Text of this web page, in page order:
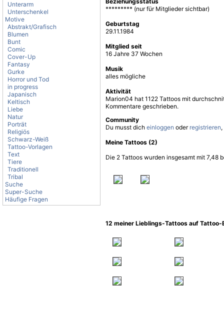
Unterarm
Unterschenkel
Motive
Abstrakt/Grafisch
Blumen
Bunt
Comic
Cover-Up
Fantasy
Gurke
Horror und Tod
in progress
Japanisch
Keltisch
Liebe
Natur
Porträt
Religiös
Schwarz-Weiß
Tattoo-Vorlagen
Text
Tiere
Traditionell
Tribal
Suche
Super-Suche
Häufige Fragen
********* (nur für Mitglieder sichtbar)
Geburtstag
29.11.1984
Mitglied seit
16 Jahre 37 Wochen
Musik
alles mögliche
Aktivität
Marion04 hat 1122 Tattoos mit
Kommentare geschrieben.
Community
Du musst dich einloggen oder registrieren
Meine Tattoos (2)
Die 2 Tattoos wurden insgesamt mit 7,48
12 meiner Lieblings-Tattoos auf